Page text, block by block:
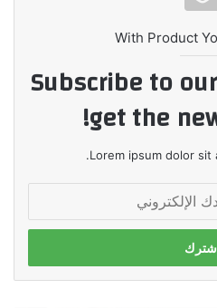
With Product
Subscribe to
get the
Lorem ipsum dolor sit